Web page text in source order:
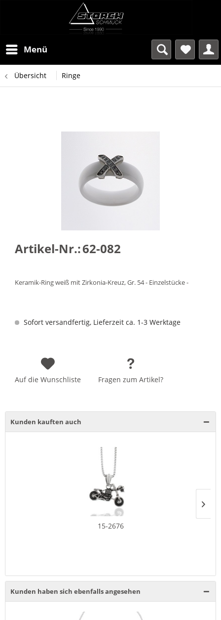
Menü
Übersicht Ringe
Artikel-Nr.:62-082
Keramik-Ring weiß mit Zirkonia-Kreuz, Gr. 54 - Einzelstücke -
Sofort versandfertig, Lieferzeit ca. 1-3 Werktage
Auf die Wunschliste Fragen zum Artikel?
Kunden kauften auch
15-2676
Kunden haben sich ebenfalls angesehen